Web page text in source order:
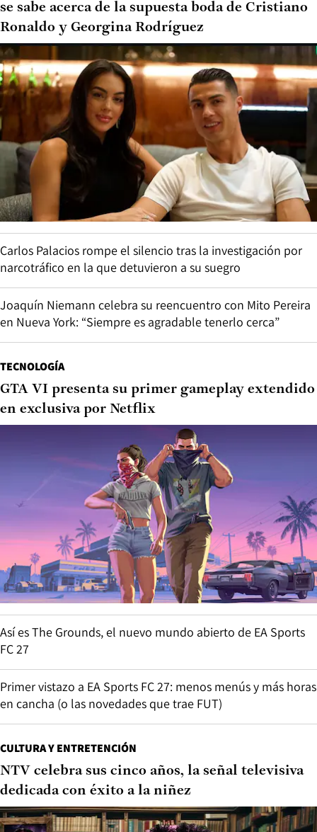
se sabe acerca de la supuesta boda de Cristiano
Ronaldo y Georgina Rodríguez
Carlos Palacios rompe el silencio tras la investigación por
narcotráfico en la que detuvieron a su suegro
Joaquín Niemann celebra su reencuentro con Mito Pereira
en Nueva York: “Siempre es agradable tenerlo cerca”
TECNOLOGÍA
GTA VI presenta su primer gameplay extendido
en exclusiva por Netflix
Así es The Grounds, el nuevo mundo abierto de EA Sports
FC 27
Primer vistazo a EA Sports FC 27: menos menús y más horas
en cancha (o las novedades que trae FUT)
CULTURA Y ENTRETENCIÓN
NTV celebra sus cinco años, la señal televisiva
dedicada con éxito a la niñez